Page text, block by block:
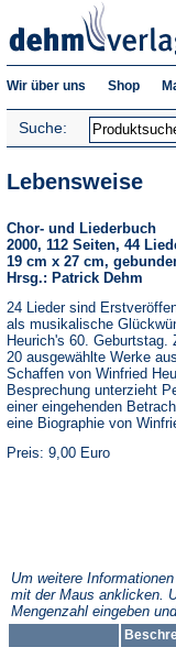
Wir über uns Shop
Suche:
Lebensweise
Chor- und Liederbuch
2000, 112 Seiten, 44
19 cm x 27 cm,
Hrsg.: Patrick Dehm
24 Lieder sind
als musikalische
Heurich's 60.
20 ausgewählte Werke
Schaffen von Winfried
Besprechung unterzieht
einer eingehenden
eine Biographie von
Preis: 9,00 Euro
Um weitere
mit der Maus anklicken.
Mengenzahl eingeben